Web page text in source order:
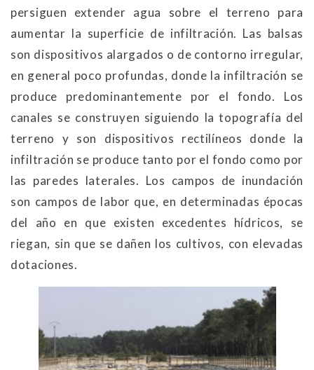
persiguen extender agua sobre el terreno para
aumentar la superficie de infiltración. Las balsas
son dispositivos alargados o de contorno irregular,
en general poco profundas, donde la infiltración se
produce predominantemente por el fondo. Los
canales se construyen siguiendo la topografía del
terreno y son dispositivos rectilíneos donde la
infiltración se produce tanto por el fondo como por
las paredes laterales. Los campos de inundación
son campos de labor que, en determinadas épocas
del año en que existen excedentes hídricos, se
riegan, sin que se dañen los cultivos, con elevadas
dotaciones.